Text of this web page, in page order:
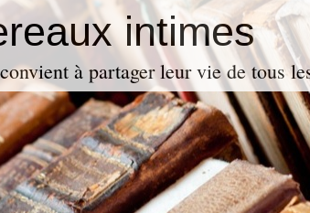
intimes
à partager leur vie de tous